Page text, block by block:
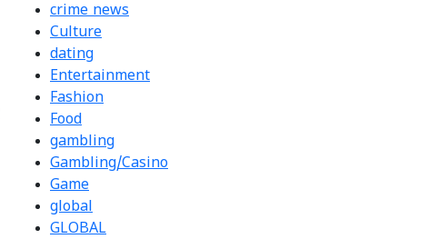
crime news
Culture
dating
Entertainment
Fashion
Food
gambling
Gambling/Casino
Game
global
GLOBAL